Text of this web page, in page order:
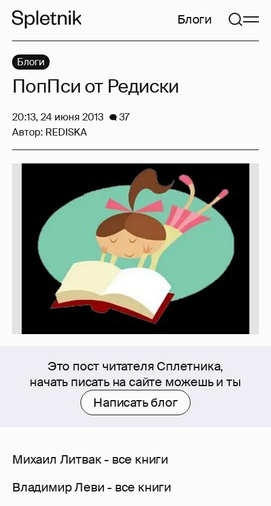
Блоги
Это пост читателя Сплетника,
начать писать на сайте можешь и ты
Написать блог
Михаил Литвак - все книги
Владимир Леви - все книги
Блоги
ПопПси от Редиски
20:13, 24 июня 2013
37
Автор: REDISKA